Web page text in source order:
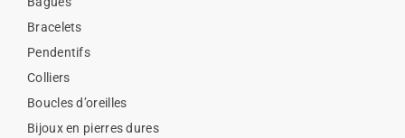
Bracelets
Pendentifs
Colliers
Boucles d’oreilles
Bijoux en pierres dures